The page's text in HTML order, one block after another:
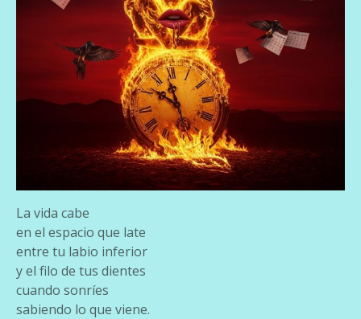
La vida cabe
en el espacio que late
entre tu labio inferior
y el filo de tus dientes
cuando sonríes
sabiendo lo que viene.